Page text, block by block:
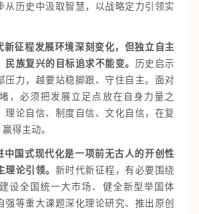
从历史中汲取智慧，以战略定力引领实
新征程发展环境深刻变化，但独立自主
民族复兴的目标追求不能变。 历史启示
压力，越要站稳脚跟、守住自主。面对
，必须把发展立足点放在自身力量之
理论自信、制度自信、文化自信，在复
得主动。
中国式现代化是一项前无古人的开创性
论引领。 新时代新征程，有必要围绕
设全国统一大市场、健全新型举国体
强等重大课题深化理论研究、推出原创